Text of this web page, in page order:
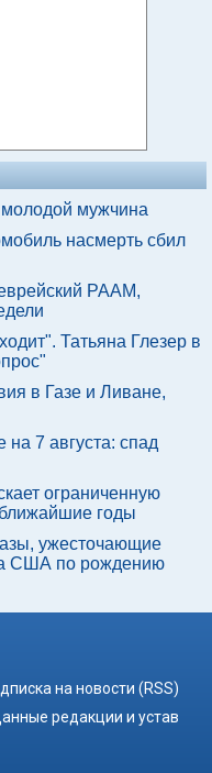
мужчина
насмерть сбил
РААМ,
Татьяна Глезер в
в Газе и Ливане,
7 августа: спад
ограниченную
годы
ужесточающие
США по рождению
на новости (RSS)
редакции и устав